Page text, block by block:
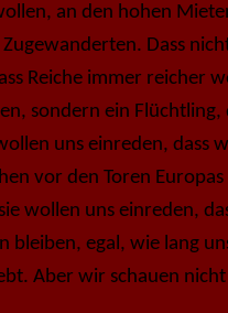
an den hohen
Dass
Reiche immer reicher
sondern ein Flüchtling,
uns einreden, dass
vor den Toren
wollen uns einreden,
bleiben, egal, wie lang
Aber wir schauen